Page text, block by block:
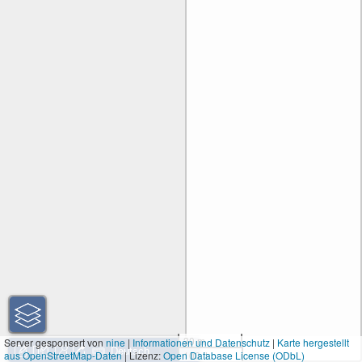
30 m
100 ft
Server gesponsert vonnine|Informationen und Datenschutz | Karte hergestellt
aus OpenStreetMap-Daten| Lizenz:Open Database License (ODbL)